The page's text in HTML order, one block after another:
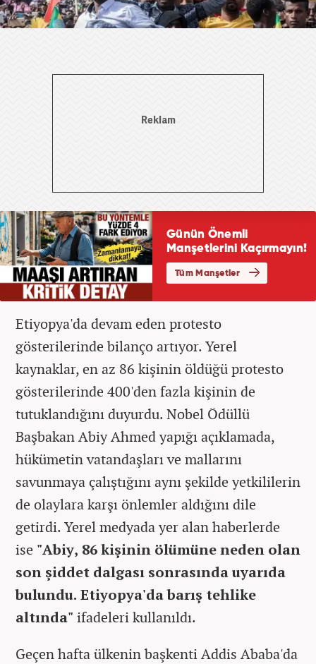
Etiyopya'da devam eden protesto
gösterilerinde bilanço artıyor. Yerel
kaynaklar, en az 86 kişinin öldüğü protesto
gösterilerinde 400'den fazla kişinin de
tutuklandığını duyurdu. Nobel Ödüllü
Başbakan Abiy Ahmed yapığı açıklamada,
hükümetin vatandaşları ve mallarını
savunmaya çalıştığını aynı şekilde yetkililerin
de olaylara karşı önlemler aldığını dile
getirdi. Yerel medyada yer alan haberlerde
ise "Abiy, 86 kişinin ölümüne neden olan
son şiddet dalgası sonrasında uyarıda
bulundu. Etiyopya'da barış tehlike
altında" ifadeleri kullanıldı.
Geçen hafta ülkenin başkenti Addis Ababa'da